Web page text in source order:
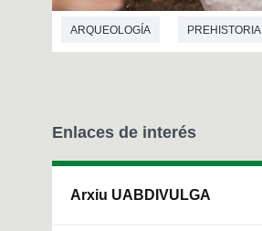
ARQUEOLOGÍA PREHISTORIA
Enlaces de interés
Arxiu UABDIVULGA